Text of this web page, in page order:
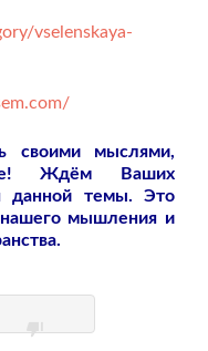
vselenskaya-
своими мыслями,
Ждём Ваших
данной темы. Это
мышления и